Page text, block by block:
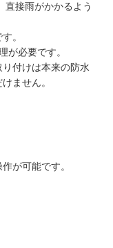
直接雨がかかるよう
。
が必要です。
付けは本来の防水
ません。
が可能です。